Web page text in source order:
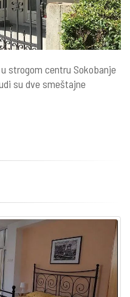
strogom centru Sokobanje
su dve smeštajne